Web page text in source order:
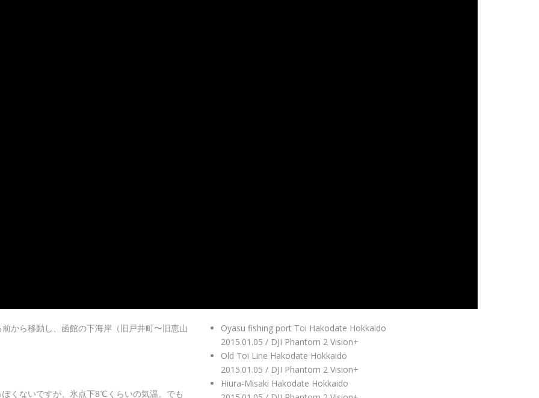
から移動し、函館の下海岸（旧戸井町〜旧恵山
くないですが、氷点下8℃くらいの気温。でも
Oyasu fishing port Toi Hakodate Hokkaido
2015.01.05 / DJI Phantom 2 Vision+
Old Toi Line Hakodate Hokkaido
2015.01.05 / DJI Phantom 2 Vision+
Hiura-Misaki Hakodate Hokkaido